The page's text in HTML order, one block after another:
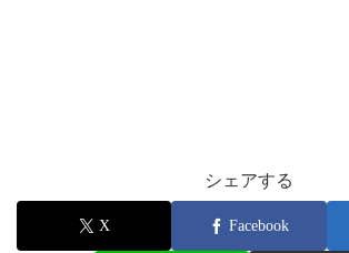
シェアする
X Facebook